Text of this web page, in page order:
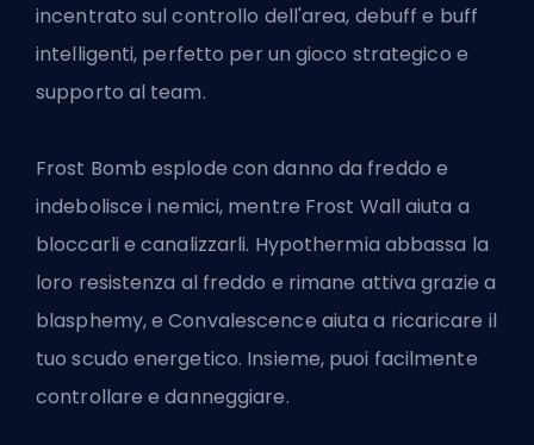
incentrato sul controllo dell'area, debuff e buff
intelligenti, perfetto per un gioco strategico e
supporto al team.
Frost Bomb esplode con danno da freddo e
indebolisce i nemici, mentre Frost Wall aiuta a
bloccarli e canalizzarli. Hypothermia abbassa la
loro resistenza al freddo e rimane attiva grazie a
blasphemy, e Convalescence aiuta a ricaricare il
tuo scudo energetico. Insieme, puoi facilmente
controllare e danneggiare.